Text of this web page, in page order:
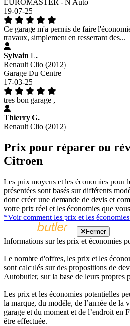
EUROMASTER - N Auto
19-07-25
Ce garage m'a permis de faire
travaux, simplement en resserrant des...
Sylvain L.
Renault Clio (2012)
Garage Du Centre
17-03-25
tres bon garage ,
Thierry G.
Renault Clio (2012)
Prix pour réparer ou
Citroen
Les prix moyens et les économies pour
présentées sont basés sur différents
donc créer une demande de devis et
votre prix réel et les économies que
*Voir comment les prix et les
Fermer
Informations sur les prix et économies
Le nombre d'offres, les prix et les
sont calculés sur des propositions de
Autobutler, sur la base de leurs propres
Les prix et les économies potentielles
la marque, du modèle, de l’année de la
garage et du moment et de l’endroit en
être effectuée.